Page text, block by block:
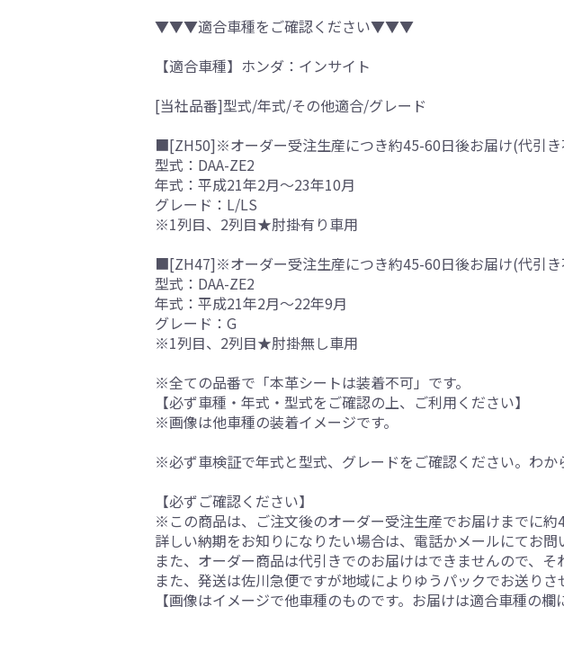
▼▼▼適合車種をご確認ください▼▼▼
【適合車種】ホンダ：インサイト
[当社品番]型式/年式/その他適合/グレード
■[ZH50]※オーダー受注生産につき約45-60日後お届け(代引き
型式：DAA-ZE2
年式：平成21年2月～23年10月
グレード：L/LS
※1列目、2列目★肘掛有り車用
■[ZH47]※オーダー受注生産につき約45-60日後お届け(代引き
型式：DAA-ZE2
年式：平成21年2月～22年9月
グレード：G
※1列目、2列目★肘掛無し車用
※全ての品番で「本革シートは装着不可」です。
【必ず車種・年式・型式をご確認の上、ご利用ください】
※画像は他車種の装着イメージです。
※必ず車検証で年式と型式、グレードをご確認ください。わか
【必ずご確認ください】
※この商品は、ご注文後のオーダー受注生産でお届けまでに約
詳しい納期をお知りになりたい場合は、電話かメールにてお問
また、オーダー商品は代引きでのお届けはできませんので、
また、発送は佐川急便ですが地域によりゆうパックでお送りさ
【画像はイメージで他車種のものです。お届けは適合車種の欄